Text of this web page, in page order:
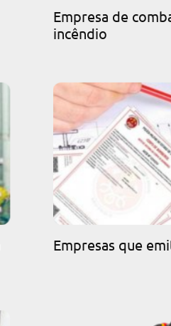
Empresa de
incêndio
Empresas que